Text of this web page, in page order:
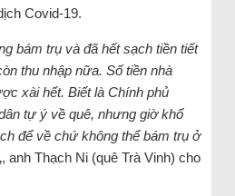
Covid-19.
bám trụ và đã hết sạch tiền tiết
thu nhập nữa. Số tiền nhà
xài hết. Biết là Chính phủ
tự ý về quê, nhưng giờ khổ
để về chứ không thể bám trụ ở
anh Thạch Ni (quê Trà Vinh) cho